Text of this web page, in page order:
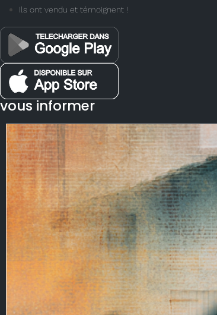
Ils ont vendu et témoignent !
vous informer